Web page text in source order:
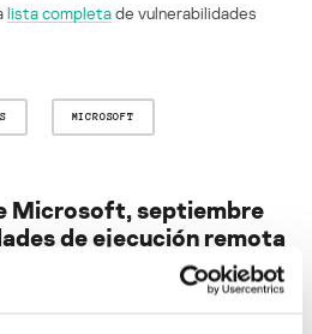
lista completade vulnerabilidades
MICROSOFT
Microsoft, septiembre
de ejecución remota
componentes
y Sharepoint